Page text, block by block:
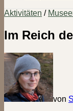
Aktivitäten /
Im Reich
von